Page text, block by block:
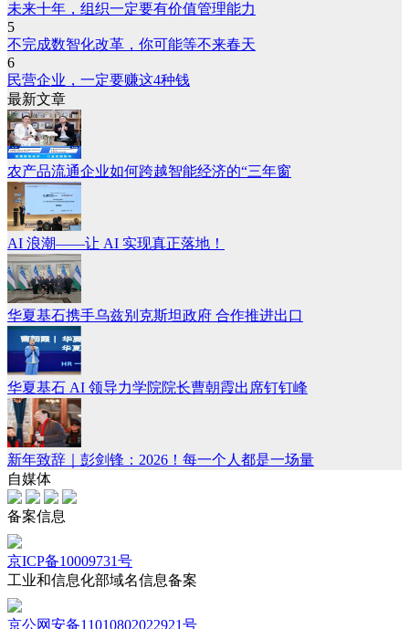
未来十年，组织一定要有价值管理能力
5
不完成数智化改革，你可能等不来春天
6
民营企业，一定要赚这4种钱
最新文章
农产品流通企业如何跨越智能经济的“三年窗
AI 浪潮——让 AI 实现真正落地！
华夏基石携手乌兹别克斯坦政府 合作推进出口
华夏基石 AI 领导力学院院长曹朝霞出席钉钉峰
新年致辞｜彭剑锋：2026！每一个人都是一场量
自媒体
备案信息
京ICP备10009731号
工业和信息化部域名信息备案
京公网安备11010802022921号